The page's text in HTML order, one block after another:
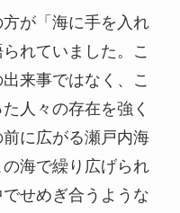
が「海に手を入れ
れていました。こ
来事ではなく、こ
人々の存在を強く
に広がる瀬戸内海
海で繰り広げられ
せめぎ合うような